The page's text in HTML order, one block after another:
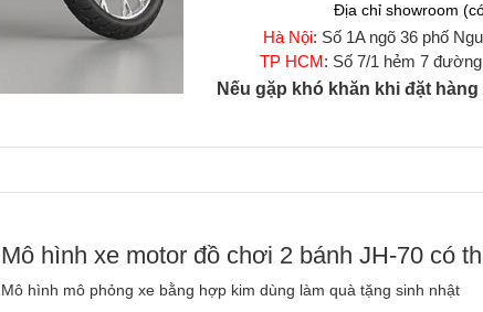
Địa chỉ showroom
Hà Nội: Số 1A ngõ 36 phố
TP HCM: Số 7/1 hẻm 7
Nếu gặp khó khăn khi đặt
Mô hình xe motor đồ chơi 2 bánh JH-70 có
Mô hình mô phỏng xe bằng hợp kim dùng làm quà tặng sinh nhật